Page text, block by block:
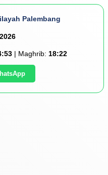
Palembang
| Maghrib: 18:22